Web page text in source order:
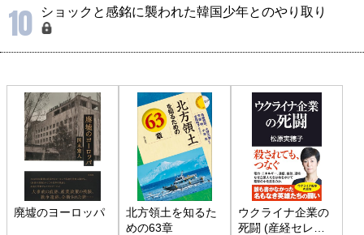
10 ショックと感銘に襲われた韓国少年とのやり取り
廃墟のヨーロッパ
北方領土を知るた
めの63章
ウクライナ企業の
死闘 (産経セレク